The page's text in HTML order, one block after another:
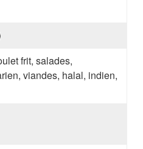
frit, salades,
viandes, halal, indien,